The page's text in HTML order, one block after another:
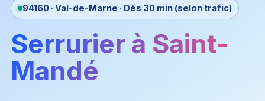
94160 · Val-de-Marne · Dès 30 min (selon trafic)
Serrurier à Saint-
Mandé